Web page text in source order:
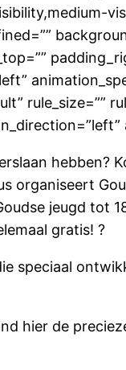
rule_size=””
hebben?
organiseert
jeugd tot
gratis! ?
speciaal
hier de